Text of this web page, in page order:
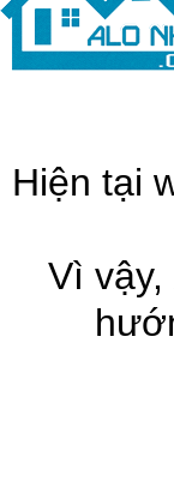
Hiện tại
Vì